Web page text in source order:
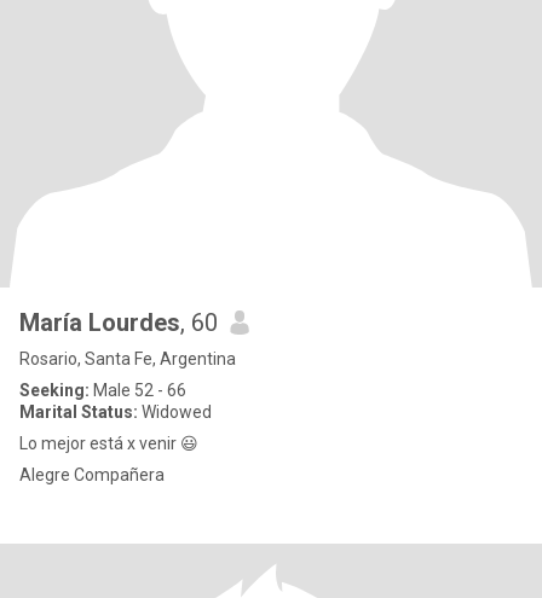
María Lourdes, 60
Rosario, Santa Fe, Argentina
Seeking: Male 52 - 66
Marital Status: Widowed
Lo mejor está x venir 😃
Alegre Compañera